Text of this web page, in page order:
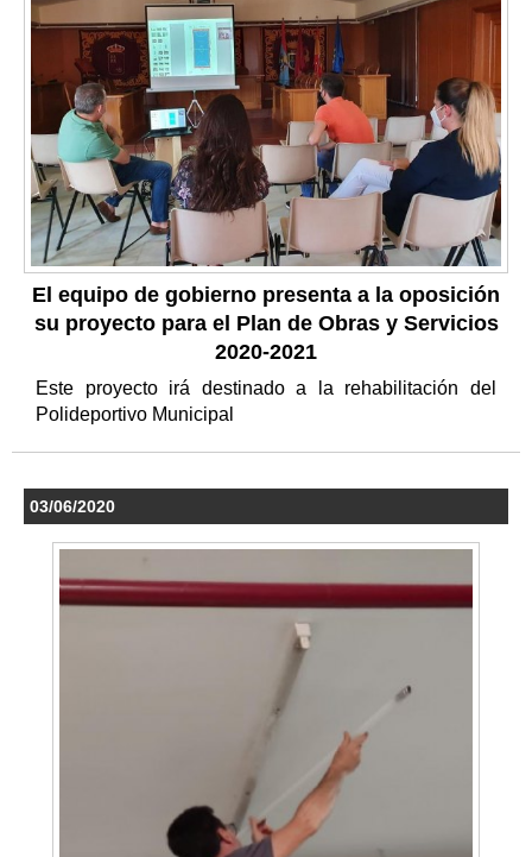
El equipo de gobierno presenta a la oposición
su proyecto para el Plan de Obras y Servicios
2020-2021
Este proyecto irá destinado a la rehabilitación del
Polideportivo Municipal
03/06/2020